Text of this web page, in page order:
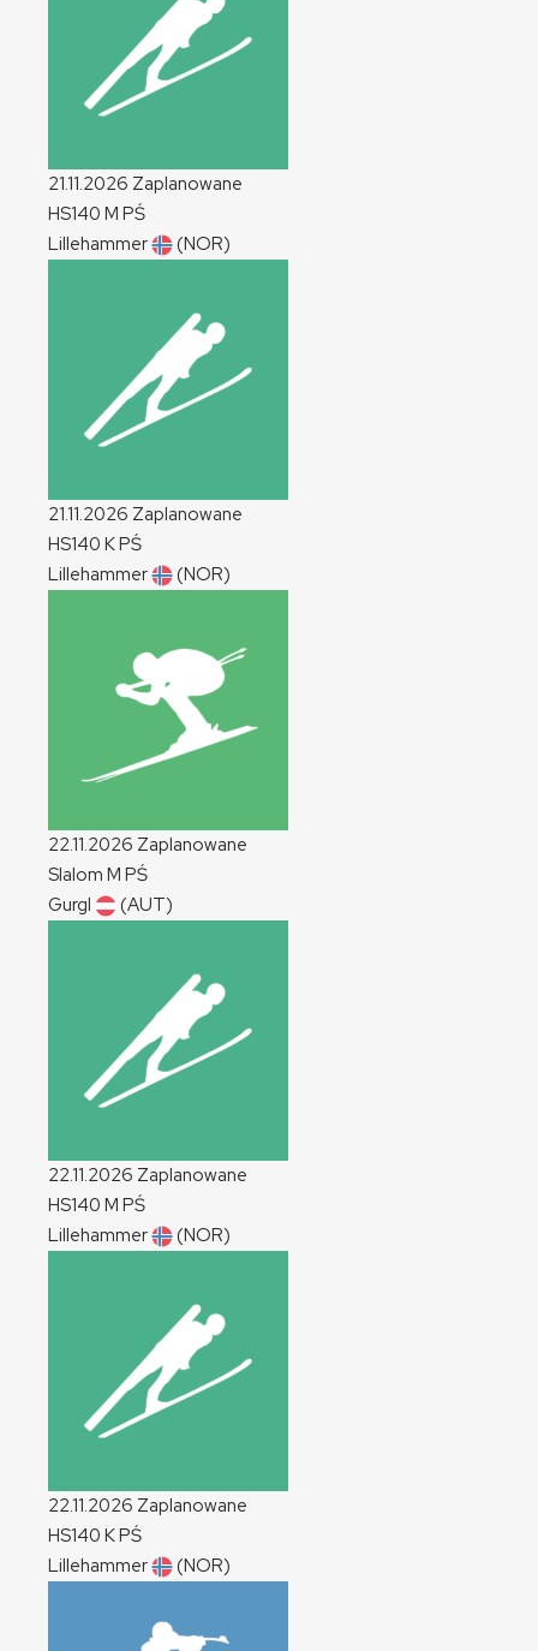
21.11.2026 Zaplanowane
HS140 M PŚ
Lillehammer
(NOR)
21.11.2026 Zaplanowane
HS140 KPŚ
Lillehammer
(NOR)
22.11.2026 Zaplanowane
Slalom M PŚ
Gurgl
(AUT)
22.11.2026 Zaplanowane
HS140 M PŚ
Lillehammer
(NOR)
22.11.2026 Zaplanowane
HS140 KPŚ
Lillehammer
(NOR)